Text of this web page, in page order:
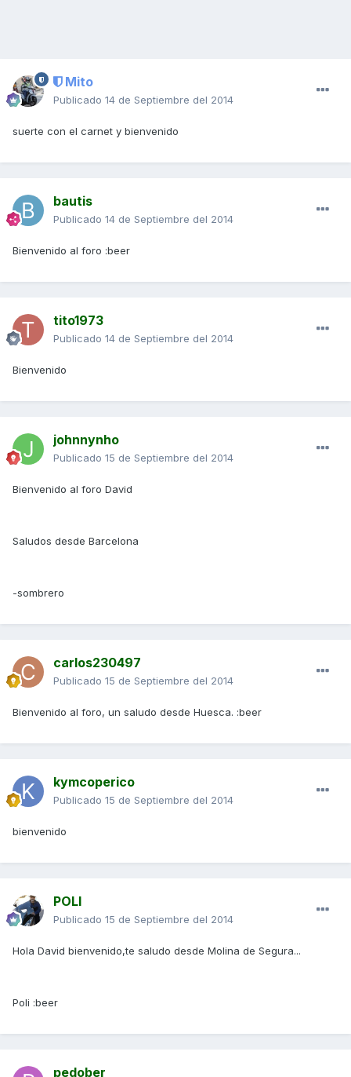
Mito
Publicado 14 de Septiembre del 2014
suerte con el carnet y bienvenido
bautis
Publicado 14 de Septiembre del 2014
Bienvenido al foro :beer
tito1973
Publicado 14 de Septiembre del 2014
Bienvenido
johnnynho
Publicado 15 de Septiembre del 2014
Bienvenido al foro David
Saludos desde Barcelona
-sombrero
carlos230497
Publicado 15 de Septiembre del 2014
Bienvenido al foro, un saludo desde Huesca. :beer
kymcoperico
Publicado 15 de Septiembre del 2014
bienvenido
POLI
Publicado 15 de Septiembre del 2014
Hola David bienvenido,te saludo desde Molina de Segura...
Poli :beer
pedober